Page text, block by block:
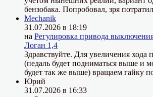
бензобака. Попробовал, зря
Mechanik
31.07.2026 в 18:19
на Регулировка привода
Логан 1,4
Здравствуйте. Для увеличения хода
(педаль будет подниматься выше и
будет так же выше) вращаем гайку
Юрий
31.07.2026 в 16:33